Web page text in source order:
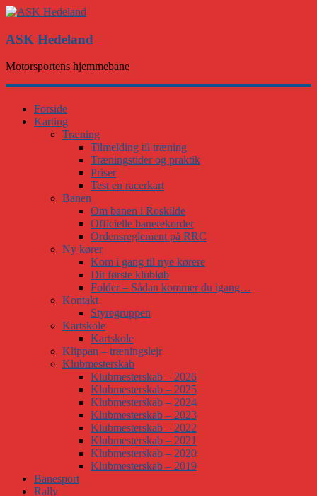
ASK Hedeland
Motorsportens hjemmebane
Forside
Karting
Træning
Tilmelding til træning
Træningstider og praktik
Priser
Test en racerkart
Banen
Om banen i Roskilde
Officielle banerekorder
Ordensreglement på RRC
Ny kører
Kom i gang til nye kørere
Dit første klubløb
Folder – Sådan kommer du igang…
Kontakt
Styregruppen
Kartskole
Kartskole
Klippan – træningslejr
Klubmesterskab
Klubmesterskab – 2026
Klubmesterskab – 2025
Klubmesterskab – 2024
Klubmesterskab – 2023
Klubmesterskab – 2022
Klubmesterskab – 2021
Klubmesterskab – 2020
Klubmesterskab – 2019
Banesport
Rally